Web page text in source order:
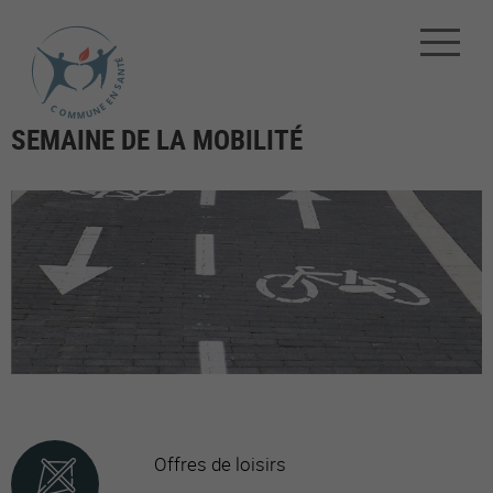
SEMAINE DE LA MOBILITÉ
Offres de loisirs